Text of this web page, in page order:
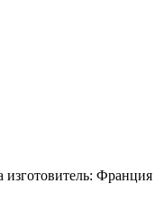
Франция